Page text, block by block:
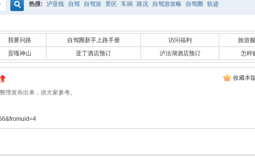
索
热搜: 泸亚线 自驾 自驾游 景区 车祸 路况 自驾游攻略 自驾圈 轨迹
我要问路 自驾圈新手上路手册 访问福利
旅游
贡嘎神山 亚丁酒店预订 泸沽湖酒店预订 怎样
收藏本
理发布出来，供大家参考。